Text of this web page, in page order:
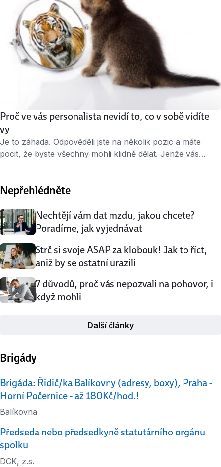
Proč ve vás personalista nevidí to, co v sobě vidíte
vy
Je to záhada. Odpověděli jste na několik pozic a máte
pocit, že byste všechny mohli klidně dělat. Jenže vás
Problém je, že personalista vám skrze životopis nevidí do
osobnější …
Nepřehlédněte
Nechtějí vám dat mzdu, jakou chcete?
Poradíme, jak vyjednávat
Strč si svoje ASAP za klobouk! Jak to říct,
aniž by se ostatní urazili
7 důvodů, proč vás nepozvali na pohovor, i
když mohli
Další články
Brigády
Brigáda: Řidič/ka Balíkovny (adresy, boxy), Praha -
Horní Počernice - až 180Kč/hod.!
Balíkovna
Předseda nebo předsedkyně statutárního orgánu
spolku
DCK, z.s.